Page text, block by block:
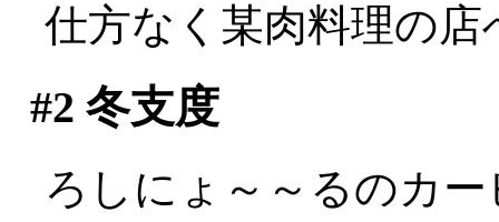
仕方なく某肉料理の
#2 冬支度
ろしにょ～～るのカ